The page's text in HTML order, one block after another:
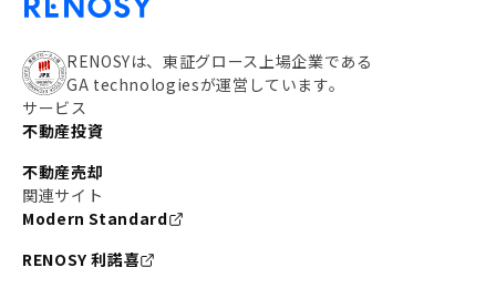
RENOSYは、東証グロース上場企業である
GA technologiesが運営しています。
サービス
不動産投資
不動産売却
関連サイト
Modern Standard
RENOSY 利諾喜